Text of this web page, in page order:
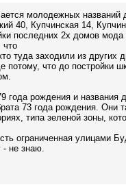
молодежных названий
40, Купчинская 14,
последних 2х домов
что
туда заходили из других
потому, что до постройки
года рождения и названия
73 года рождения. Они
типа зеленой зоны,
ограниченная улицами
- не знаю.